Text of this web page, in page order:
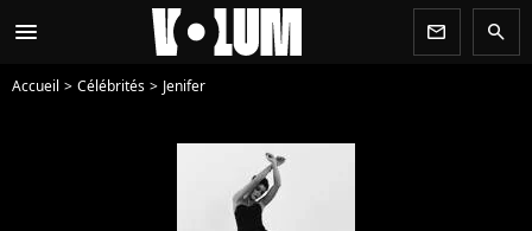
menu newsletter search
Accueil Célébrités Jenifer